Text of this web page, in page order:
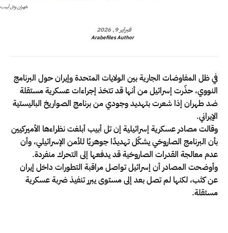
طهران وتل أبيب
فبراير 9, 2026
Arabefiles Author
في ظل المفاوضات الجارية بين الولايات المتحدة وإيران حول البرنامج
النووي، حذّرت إسرائيل من أنها قد تتخذ إجراءات عسكرية مستقلة
ضد طهران إذا شعرت بتهديد وجودي من برنامج الصواريخ الباليستية
الإيراني.
وقالت مصادر عسكرية إسرائيلية إن تل أبيب أبلغت نظراءها الأميركيين
بأن البرنامج الصاروخي يشكّل تهديدًا جوهريًا للأمن الإسرائيلي، وأن
عدم معالجة القدرات الصاروخية قد يدفعها إلى التحرك منفردة.
وأوضحت المصادر أن إسرائيل تواصل مراقبة التطورات داخل إيران
عن كثب، لكنها لم تصل بعد إلى مستوى يبرر تنفيذ ضربة عسكرية
مستقلة.